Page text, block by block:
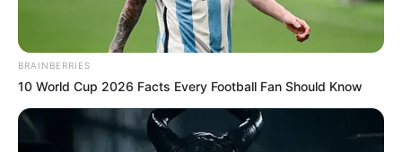
BRAINBERRIES
10 World Cup 2026 Facts Every Football Fan Should Know